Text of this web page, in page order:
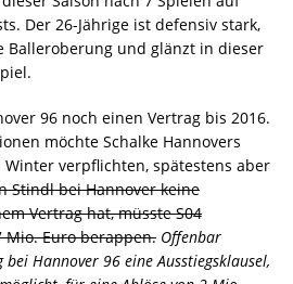
Der 26-Jährige ist defensiv stark,
Balleroberung und glänzt in dieser
96 noch einen Vertrag bis 2016.
möchte Schalke Hannovers
verpflichten, spätestens aber
Stindl bei Hannover keine
Vertrag hat, müsste S04
Euro berappen. Offenbar
Hannover 96 eine Ausstiegsklausel,